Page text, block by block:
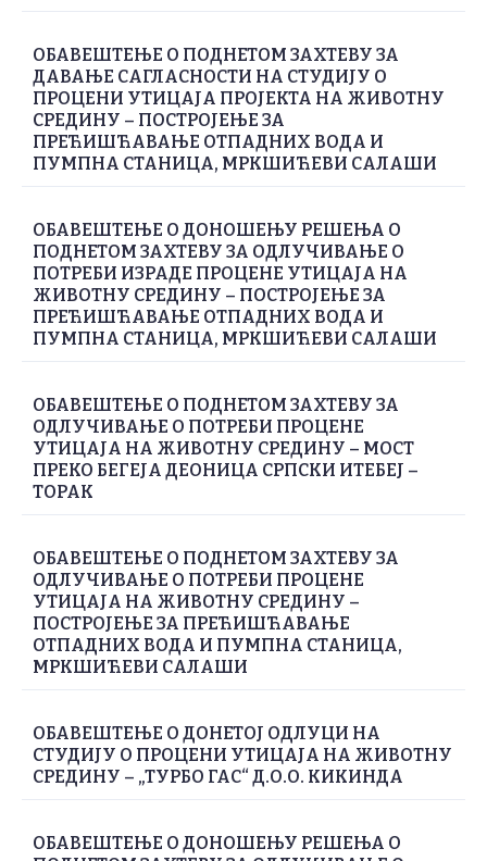
ОБАВЕШТЕЊЕ О ПОДНЕТОМ ЗАХТЕВУ ЗА
ДАВАЊЕ САГЛАСНОСТИ НА СТУДИЈУ О
ПРОЦЕНИ УТИЦАЈА ПРОЈЕКТА НА ЖИВОТНУ
СРЕДИНУ – ПОСТРОЈЕЊЕ ЗА
ПРЕЋИШЋАВАЊЕ ОТПАДНИХ ВОДА И
ПУМПНА СТАНИЦА, МРКШИЋЕВИ САЛАШИ
ОБАВЕШТЕЊЕ О ДОНОШЕЊУ РЕШЕЊА О
ПОДНЕТОМ ЗАХТЕВУ ЗА ОДЛУЧИВАЊЕ О
ПОТРЕБИ ИЗРАДЕ ПРОЦЕНЕ УТИЦАЈА НА
ЖИВОТНУ СРЕДИНУ – ПОСТРОЈЕЊЕ ЗА
ПРЕЋИШЋАВАЊЕ ОТПАДНИХ ВОДА И
ПУМПНА СТАНИЦА, МРКШИЋЕВИ САЛАШИ
ОБАВЕШТЕЊЕ О ПОДНЕТОМ ЗАХТЕВУ ЗА
ОДЛУЧИВАЊЕ О ПОТРЕБИ ПРОЦЕНЕ
УТИЦАЈА НА ЖИВОТНУ СРЕДИНУ – МОСТ
ПРЕКО БЕГЕЈА ДЕОНИЦА СРПСКИ ИТЕБЕЈ –
ТОРАК
ОБАВЕШТЕЊЕ О ПОДНЕТОМ ЗАХТЕВУ ЗА
ОДЛУЧИВАЊЕ О ПОТРЕБИ ПРОЦЕНЕ
УТИЦАЈА НА ЖИВОТНУ СРЕДИНУ –
ПОСТРОЈЕЊЕ ЗА ПРЕЋИШЋАВАЊЕ
ОТПАДНИХ ВОДА И ПУМПНА СТАНИЦА,
МРКШИЋЕВИ САЛАШИ
ОБАВЕШТЕЊЕ О ДОНЕТОЈ ОДЛУЦИ НА
СТУДИЈУ О ПРОЦЕНИ УТИЦАЈА НА ЖИВОТНУ
СРЕДИНУ – „ТУРБО ГАС“ Д.О.О. КИКИНДА
ОБАВЕШТЕЊЕ О ДОНОШЕЊУ РЕШЕЊА О